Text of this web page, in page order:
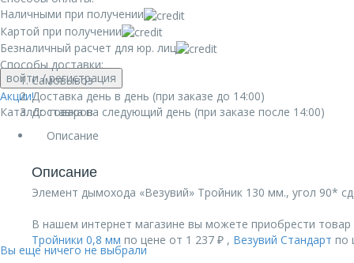
войти/ регистрация
Акции!
Каталог товаров
Вы еще ничего не выбрали
Наличными при получении
Картой при получении
Безналичный расчет для юр. лиц
Способы доставки:
Самовывоз
Доставка день в день (при заказе до 14:00)
Доставка на следующий день (при заказе после 14:00)
Описание
Описание
Элемент дымохода «Везувий» Тройник 130 мм., угол 90*
В нашем интернет магазине вы можете приобрести
Тройники 0,8 мм по цене от 1 237 ₽ , Везувий Стандарт по